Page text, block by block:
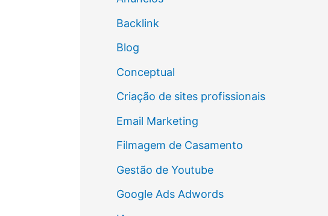
Backlink
Blog
Conceptual
Criação de sites profissionais
Email Marketing
Filmagem de Casamento
Gestão de Youtube
Google Ads Adwords